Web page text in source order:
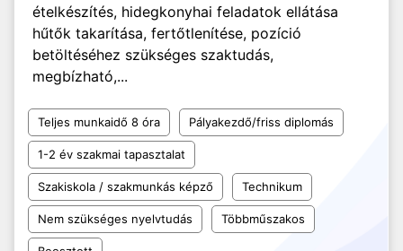
ételkészítés, hidegkonyhai feladatok ellátása
hűtők takarítása, fertőtlenítése, pozíció
betöltéséhez szükséges szaktudás,
megbízható,...
Teljes munkaidő 8 óra Pályakezdő/friss diplomás
1-2 év szakmai tapasztalat
Szakiskola / szakmunkás képző Technikum
Nem szükséges nyelvtudás Többműszakos